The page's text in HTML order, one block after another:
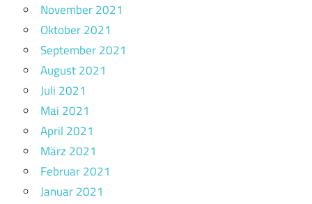
November 2021
Oktober 2021
September 2021
August 2021
Juli 2021
Mai 2021
April 2021
März 2021
Februar 2021
Januar 2021